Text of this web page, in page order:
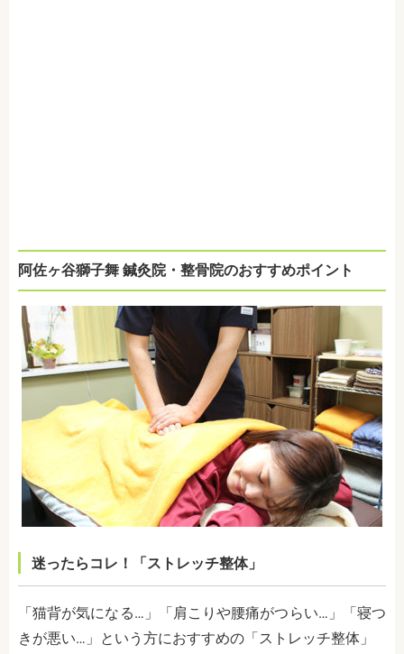
阿佐ヶ谷獅子舞 鍼灸院・整骨院のおすすめポイント
迷ったらコレ！「ストレッチ整体」
「猫背が気になる…」「肩こりや腰痛がつらい…」「寝つ
きが悪い…」という方におすすめの「ストレッチ整体」